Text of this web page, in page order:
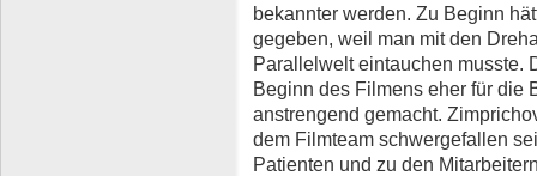
bekannter werden. Zu Beginn
gegeben, weil man mit den
Parallelwelt eintauchen musste.
Beginn des Filmens eher für die
anstrengend gemacht.
dem Filmteam schwergefallen
Patienten und zu den